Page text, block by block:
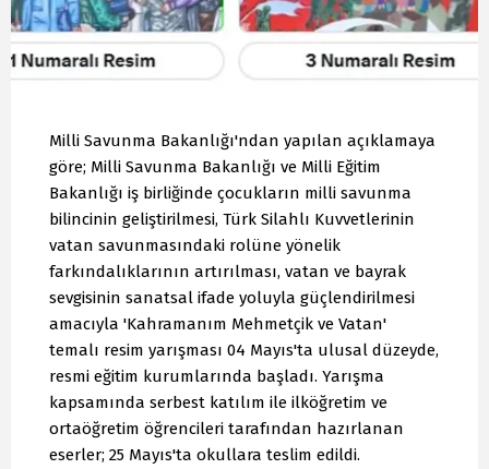
Milli Savunma Bakanlığı'ndan yapılan açıklamaya
göre; Milli Savunma Bakanlığı ve Milli Eğitim
Bakanlığı iş birliğinde çocukların milli savunma
bilincinin geliştirilmesi, Türk Silahlı Kuvvetlerinin
vatan savunmasındaki rolüne yönelik
farkındalıklarının artırılması, vatan ve bayrak
sevgisinin sanatsal ifade yoluyla güçlendirilmesi
amacıyla 'Kahramanım Mehmetçik ve Vatan'
temalı resim yarışması 04 Mayıs'ta ulusal düzeyde,
resmi eğitim kurumlarında başladı. Yarışma
kapsamında serbest katılım ile ilköğretim ve
ortaöğretim öğrencileri tarafından hazırlanan
eserler; 25 Mayıs'ta okullara teslim edildi.